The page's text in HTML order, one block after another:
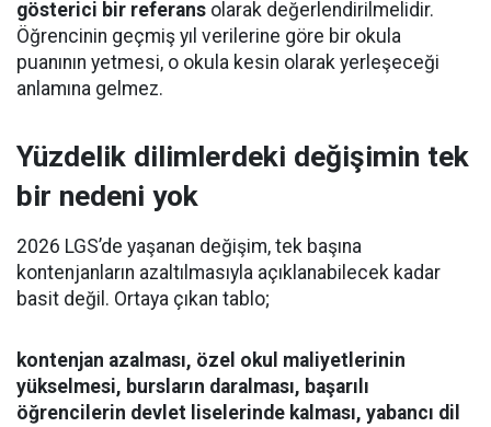
gösterici bir referans olarak değerlendirilmelidir.
Öğrencinin geçmiş yıl verilerine göre bir okula
puanının yetmesi, o okula kesin olarak yerleşeceği
anlamına gelmez.
Yüzdelik dilimlerdeki değişimin tek
bir nedeni yok
2026 LGS’de yaşanan değişim, tek başına
kontenjanların azaltılmasıyla açıklanabilecek kadar
basit değil. Ortaya çıkan tablo;
kontenjan azalması, özel okul maliyetlerinin
yükselmesi, bursların daralması, başarılı
öğrencilerin devlet liselerinde kalması, yabancı dil